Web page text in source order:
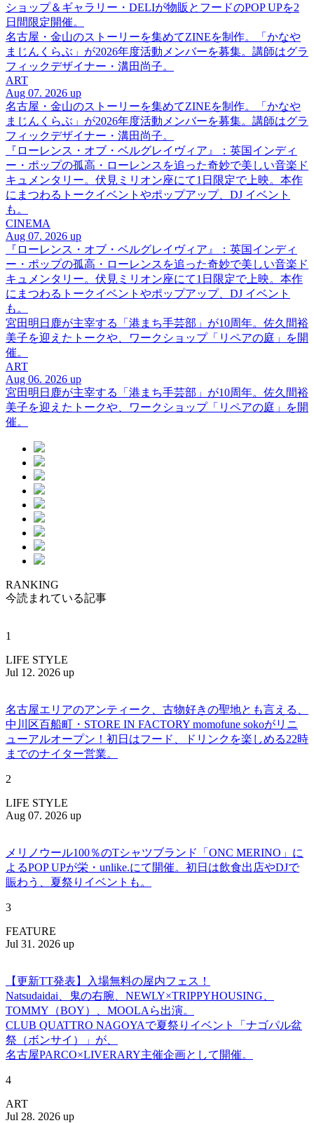
ショップ＆ギャラリー・DELIが物販とフードのPOP UPを2
日間限定開催。
名古屋・金山のストーリーを集めてZINEを制作。「かなや
まじんくらぶ」が2026年度活動メンバーを募集。講師はグラ
フィックデザイナー・溝田尚子。
ART
Aug 07. 2026 up
名古屋・金山のストーリーを集めてZINEを制作。「かなや
まじんくらぶ」が2026年度活動メンバーを募集。講師はグラ
フィックデザイナー・溝田尚子。
『ローレンス・オブ・ベルグレイヴィア』：英国インディ
ー・ポップの孤高・ローレンスを追った奇妙で美しい音楽ド
キュメンタリー。伏見ミリオン座にて1日限定で上映。本作
にまつわるトークイベントやポップアップ、DJ イベント
も。
CINEMA
Aug 07. 2026 up
『ローレンス・オブ・ベルグレイヴィア』：英国インディ
ー・ポップの孤高・ローレンスを追った奇妙で美しい音楽ド
キュメンタリー。伏見ミリオン座にて1日限定で上映。本作
にまつわるトークイベントやポップアップ、DJ イベント
も。
宮田明日鹿が主宰する「港まち手芸部」が10周年。佐久間裕
美子を迎えたトークや、ワークショップ「リペアの庭」を開
催。
ART
Aug 06. 2026 up
宮田明日鹿が主宰する「港まち手芸部」が10周年。佐久間裕
美子を迎えたトークや、ワークショップ「リペアの庭」を開
催。
RANKING
今読まれている記事
1
LIFE STYLE
Jul 12. 2026 up
名古屋エリアのアンティーク、古物好きの聖地とも言える、
中川区百船町・STORE IN FACTORY momofune sokoがリニ
ューアルオープン！初日はフード、ドリンクを楽しめる22時
までのナイター営業。
2
LIFE STYLE
Aug 07. 2026 up
メリノウール100％のTシャツブランド「ONC MERINO」に
よるPOP UPが栄・unlike.にて開催。初日は飲食出店やDJで
賑わう、夏祭りイベントも。
3
FEATURE
Jul 31. 2026 up
【更新TT発表】入場無料の屋内フェス！
Natsudaidai、鬼の右腕、NEWLY×TRIPPYHOUSING、
TOMMY（BOY）、MOOLAら出演。
CLUB QUATTRO NAGOYAで夏祭りイベント「ナゴパル盆
祭（ボンサイ）」が、
名古屋PARCO×LIVERARY主催企画として開催。
4
ART
Jul 28. 2026 up